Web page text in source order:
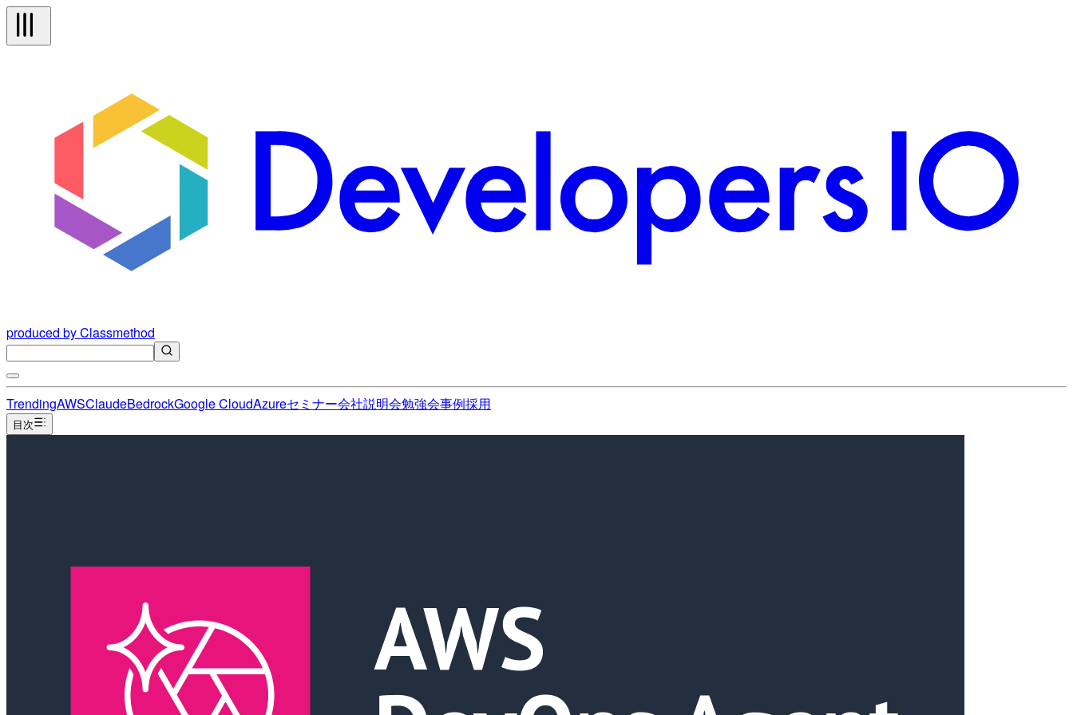
produced by Classmethod
TrendingAWSClaudeBedrockGoogle CloudAzureセミナー会社説明会勉強会事例採用
目次